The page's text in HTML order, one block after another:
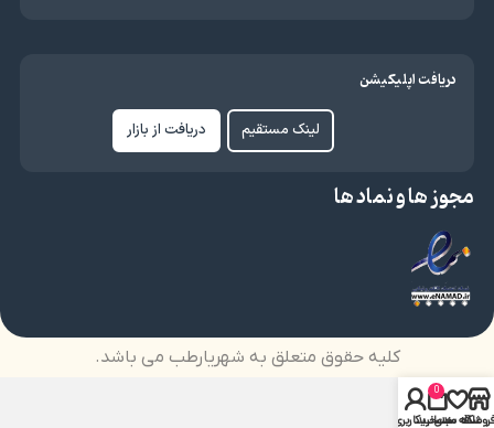
دریافت اپلیکیشن
لینک مستقیم دریافت از بازار
مجوز ها و نماد ها
کلیه حقوق متعلق به شهریارطب می باشد.
فروشگاه
علاقه مندی
0
سبد خرید
حساب کاربری من